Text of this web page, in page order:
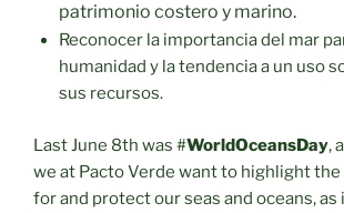
patrimonio costero y marino.
Reconocer la importancia del mar
humanidad y la tendencia a un uso
sus recursos.
Last June 8th was #WorldOceansDay,
we at Pacto Verde want to highlight the
for and protect our seas and oceans, as